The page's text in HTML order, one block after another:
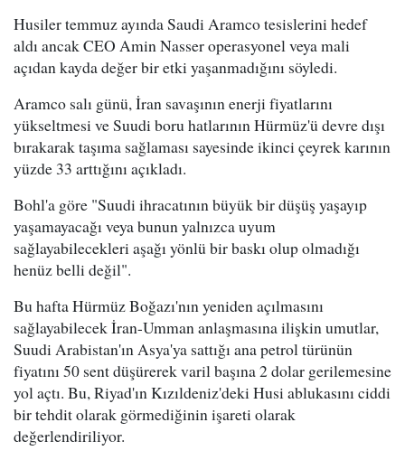
Husiler temmuz ayında Saudi Aramco tesislerini hedef
aldı ancak CEO Amin Nasser operasyonel veya mali
açıdan kayda değer bir etki yaşanmadığını söyledi.
Aramco salı günü, İran savaşının enerji fiyatlarını
yükseltmesi ve Suudi boru hatlarının Hürmüz'ü devre dışı
bırakarak taşıma sağlaması sayesinde ikinci çeyrek karının
yüzde 33 arttığını açıkladı.
Bohl'a göre "Suudi ihracatının büyük bir düşüş yaşayıp
yaşamayacağı veya bunun yalnızca uyum
sağlayabilecekleri aşağı yönlü bir baskı olup olmadığı
henüz belli değil".
Bu hafta Hürmüz Boğazı'nın yeniden açılmasını
sağlayabilecek İran-Umman anlaşmasına ilişkin umutlar,
Suudi Arabistan'ın Asya'ya sattığı ana petrol türünün
fiyatını 50 sent düşürerek varil başına 2 dolar gerilemesine
yol açtı. Bu, Riyad'ın Kızıldeniz'deki Husi ablukasını ciddi
bir tehdit olarak görmediğinin işareti olarak
değerlendiriliyor.